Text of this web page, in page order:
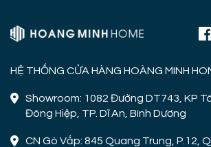
HỆ THỐNG CỬA HÀNG HOÀNG MINH
Showroom: 1082 Đường DT743, KP
Đông Hiệp, TP. Dĩ An, Bình Dương
CN Gò Vấp: 845 Quang Trung, P.12,